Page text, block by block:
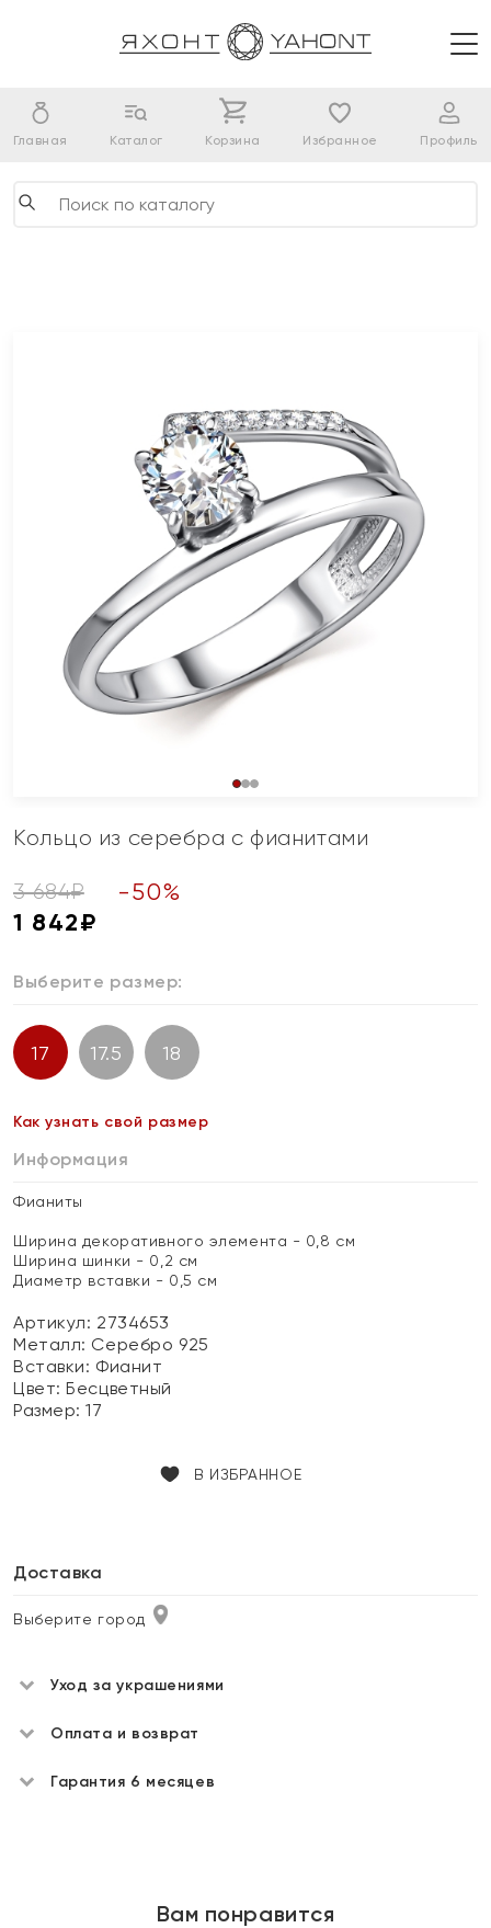
Главная Каталог Корзина Избранное Профиль
Кольцо из серебра с фианитами
3 684₽ -50%
1 842₽
Выберите размер:
17 17.5 18
Как узнать свой размер
Информация
Фианиты
Ширина декоративного элемента - 0,8 см
Ширина шинки - 0,2 см
Диаметр вставки - 0,5 см
Артикул: 2734653
Металл: Серебро 925
Вставки: Фианит
Цвет:Бесцветный
Размер:17
В ИЗБРАННОЕ
Доставка
Выберите город
Уход за украшениями
Оплата и возврат
Гарантия 6 месяцев
Вам понравится